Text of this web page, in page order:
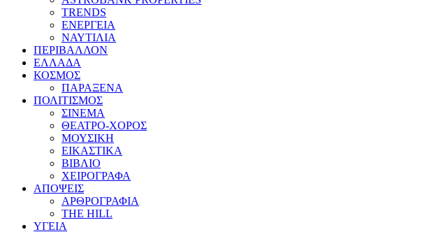
TRENDS
ΕΝΕΡΓΕΙΑ
ΝΑΥΤΙΛΙΑ
ΠΕΡΙΒΑΛΛΟΝ
ΕΛΛΑΔΑ
ΚΟΣΜΟΣ
ΠΑΡΑΞΕΝΑ
ΠΟΛΙΤΙΣΜΟΣ
ΣΙΝΕΜΑ
ΘΕΑΤΡΟ-ΧΟΡΟΣ
ΜΟΥΣΙΚΗ
ΕΙΚΑΣΤΙΚΑ
ΒΙΒΛΙΟ
ΧΕΙΡΟΓΡΑΦΑ
ΑΠΟΨΕΙΣ
ΑΡΘΡΟΓΡΑΦΙΑ
THE HILL
ΥΓΕΙΑ